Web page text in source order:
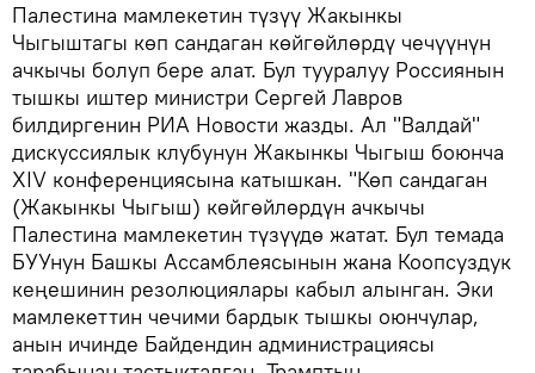
Палестина мамлекетин түзүү Жакынкы
Чыгыштагы көп сандаган көйгөйлөрдү чечүүнүн
ачкычы болуп бере алат. Бул тууралуу Россиянын
тышкы иштер министри Сергей Лавров
билдиргенин РИА Новости жазды. Ал "Валдай"
дискуссиялык клубунун Жакынкы Чыгыш боюнча
XIV конференциясына катышкан. "Көп сандаган
(Жакынкы Чыгыш) көйгөйлөрдүн ачкычы
Палестина мамлекетин түзүүдө жатат. Бул темада
БУУнун Башкы Ассамблеясынын жана Коопсуздук
кеңешинин резолюциялары кабыл алынган. Эки
мамлекеттин чечими бардык тышкы оюнчулар,
анын ичинде Байдендин администрациясы